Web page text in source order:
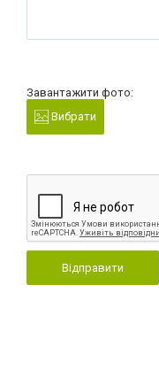
Завантажити фото:
Вибрати
Відправити